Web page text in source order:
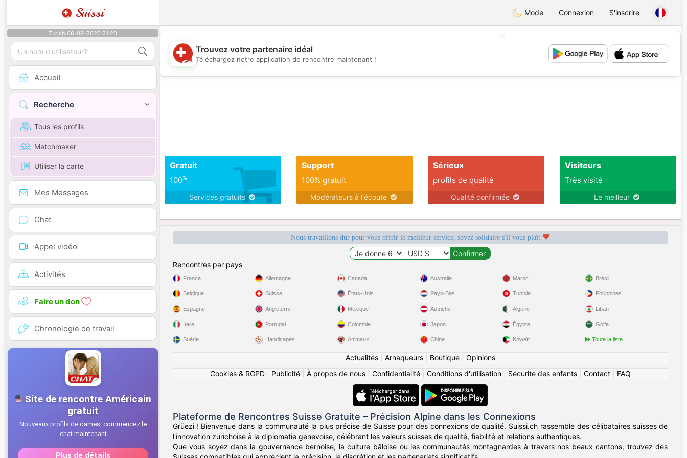
Suissi Mode Connexion S'inscrire
Zurich 06-08-2026 21:20
Accueil
Recherche
Tous les profils
Matchmaker
Utiliser la carte
Mes Messages
Chat
Appel vidéo
Activités
Faire un don
Chronologie de travail
💖
💕
Trouvez votre partenaire idéal
Téléchargez notre application de rencontre maintenant !
Gratuit
100%
Services gratuits
Support
100% gratuit
Modérateurs à l'écoute
Sérieux
profils de qualité
Qualité confirmée
Visiteurs
Très visité
Le meilleur
Nous travaillons dur pour vous offrir le meilleur service, soyez solidaire s'il vous plaît
Rencontres par pays
France
Belgique
Espagne
Italie
Suède
Allemagne
Suisse
Angleterre
Portugal
Handicapés
Canada
États-Unis
Mexique
Colombie
Animaux
Australie
Pays-Bas
Autriche
Japon
Chine
Maroc
Tunisie
Algérie
Égypte
Koweït
Brésil
Philippines
Liban
Golfe
Toute la liste
Actualités| Arnaqueurs| Boutique| Opinions
Cookies & RGPD| Publicité| À propos de nous| Confidentialité| Conditions d'utilisation| Sécurité des enfants| Contact| FAQ
Plateforme de Rencontres Suisse Gratuite – Précision Alpine dans les Connexions
Grüezi ! Bienvenue dans la communauté la plus précise de Suisse pour des connexions de qualité. Suissi.ch rassemble des célibataires suisses de
l'innovation zurichoise à la diplomatie genevoise, célébrant les valeurs suisses de qualité, fiabilité et relations authentiques.
Que vous soyez dans la gouvernance bernoise, la culture bâloise ou les communautés montagnardes à travers nos beaux cantons, trouvez des